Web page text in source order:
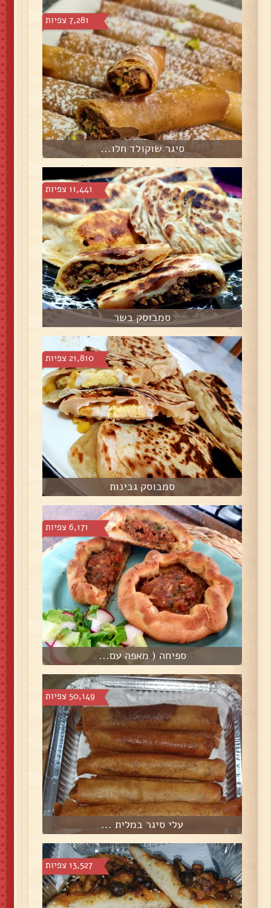
7,281 צפיות
סיגר שוקולד חלו...
11,441 צפיות
סמבוסק בשר
21,810 צפיות
סמבוסק גבינות
6,171 צפיות
ספיחה ( מאפה עם...
50,149 צפיות
עלי סיגר במלית ...
13,527 צפיות